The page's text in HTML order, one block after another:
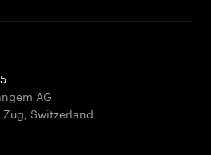
AG
, Switzerland